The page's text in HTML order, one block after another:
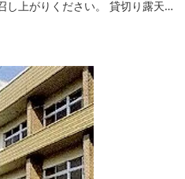
上がりください。 貸切り露天風
です。